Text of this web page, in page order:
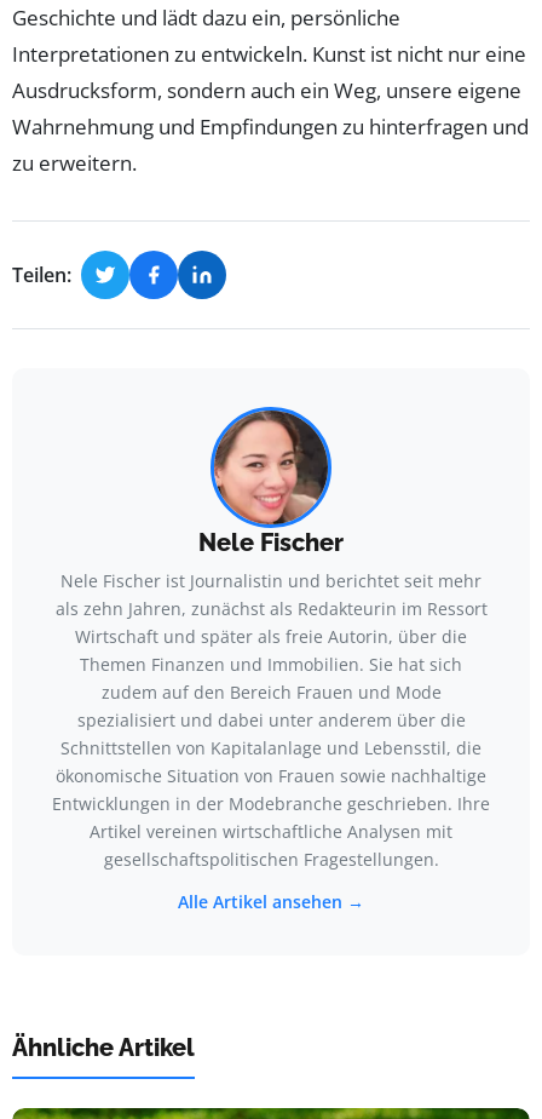
Geschichte und lädt dazu ein, persönliche
Interpretationen zu entwickeln. Kunst ist nicht nur eine
Ausdrucksform, sondern auch ein Weg, unsere eigene
Wahrnehmung und Empfindungen zu hinterfragen und
zu erweitern.
Teilen:
Nele Fischer
Nele Fischer ist Journalistin und berichtet seit mehr
als zehn Jahren, zunächst als Redakteurin im Ressort
Wirtschaft und später als freie Autorin, über die
Themen Finanzen und Immobilien. Sie hat sich
zudem auf den Bereich Frauen und Mode
spezialisiert und dabei unter anderem über die
Schnittstellen von Kapitalanlage und Lebensstil, die
ökonomische Situation von Frauen sowie nachhaltige
Entwicklungen in der Modebranche geschrieben. Ihre
Artikel vereinen wirtschaftliche Analysen mit
gesellschaftspolitischen Fragestellungen.
Alle Artikel ansehen →
Ähnliche Artikel